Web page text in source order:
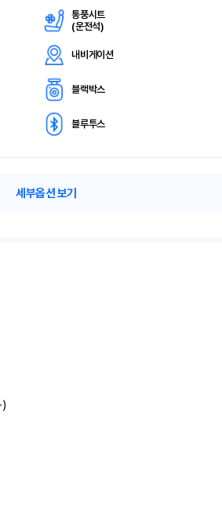
통풍시트
(운전석)
내비게이션
블랙박스
블루투스
세부옵션 보기